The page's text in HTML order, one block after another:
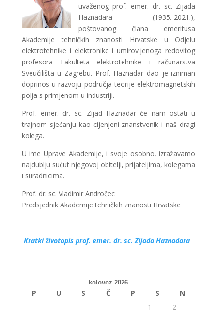
uvaženog prof. emer. dr. sc. Zijada
Haznadara (1935.-2021.),
poštovanog člana emeritusa
Akademije tehničkih znanosti Hrvatske u Odjelu
elektrotehnike i elektronike i umirovljenoga redovitog
profesora Fakulteta elektrotehnike i računarstva
Sveučilišta u Zagrebu. Prof. Haznadar dao je izniman
doprinos u razvoju područja teorije elektromagnetskih
polja s primjenom u industriji.
Prof. emer. dr. sc. Zijad Haznadar će nam ostati u
trajnom sjećanju kao cijenjeni znanstvenik i naš dragi
kolega.
U ime Uprave Akademije, i svoje osobno, izražavamo
najdublju sućut njegovoj obitelji, prijateljima, kolegama
i suradnicima.
Prof. dr. sc. Vladimir Andročec
Predsjednik Akademije tehničkih znanosti Hrvatske
Kratki životopis prof. emer. dr. sc. Zijada Haznadara
kolovoz 2026
P U S Č P S
N
1
2